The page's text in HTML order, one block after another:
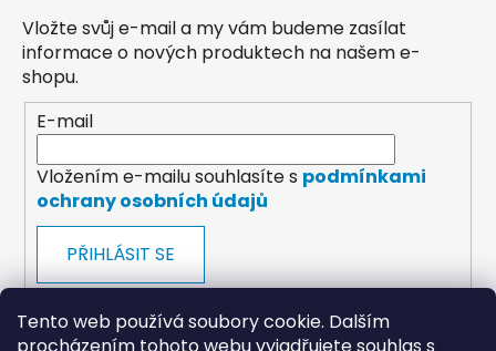
Tento web používá soubory cookie. Dalším
Vložte svůj e-mail a my vám budeme zasílat
informace o nových produktech na našem e-
shopu.
E-mail
Vložením e-mailu souhlasíte s podmínkami
ochrany osobních údajů
PŘIHLÁSIT SE